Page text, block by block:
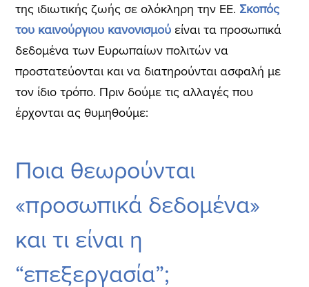
της ιδιωτικής ζωής σε ολόκληρη την ΕΕ. Σκοπός
του καινούργιου κανονισμούείναιτα προσωπικά
δεδομένα των Ευρωπαίων πολιτών να
προστατεύονται και να διατηρούνται ασφαλή με
τον ίδιο τρόπο. Πριν δούμε τις αλλαγές που
έρχονται ας θυμηθούμε:
Ποια θεωρούνται
«προσωπικά δεδομένα»
και τι είναι η
“επεξεργασία”;